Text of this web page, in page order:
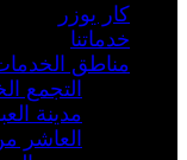
كار يوزر
خدماتنا
مناطق
التجمع
مدينة
العاشر